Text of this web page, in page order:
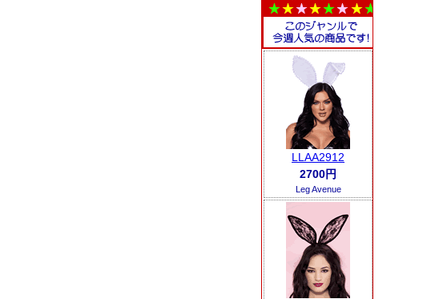
LLAA2912
2700円
Leg Avenue